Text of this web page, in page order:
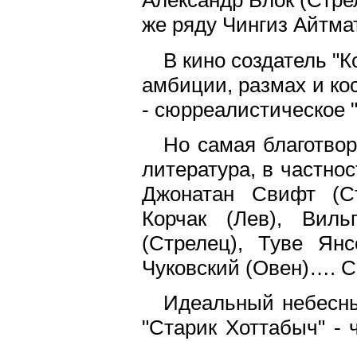
же ряду Чингиз
В кино создатель
амбиции, размах и
- сюрреалистическое
Но самая
литература, в
Джонатан Свифт
Корчак (Лев),
(Стрелец), Туве
Чуковский (Овен)….
Идеальный
"Старик Хоттабыч" -